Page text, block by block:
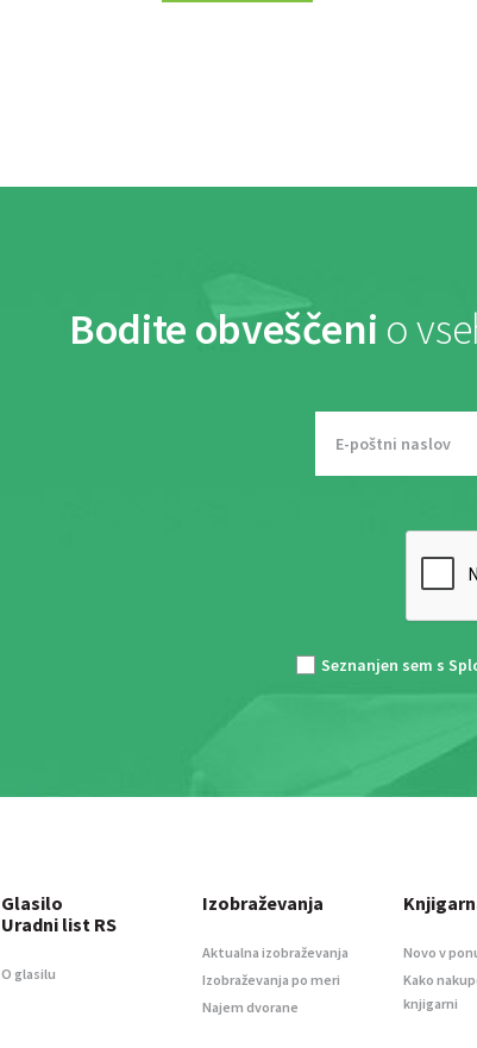
Bodite obveščeni o
Seznanjen sem s
Glasilo
Uradni list RS
O glasilu
Izobraževanja
Aktualna izobraževanja
Izobraževanja po meri
Najem dvorane
Novo v
Kako
knjigarni